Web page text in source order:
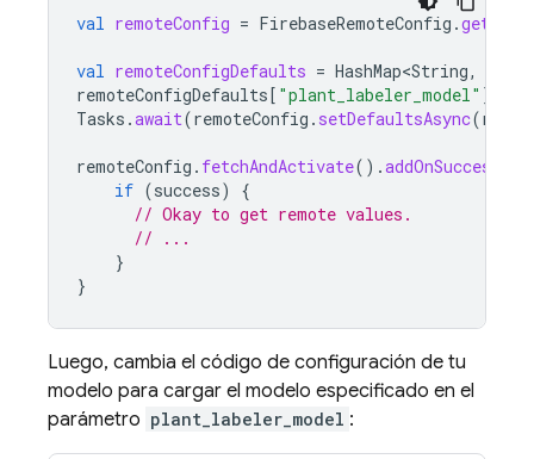
val remoteConfig = FirebaseRemoteConfig .
val remoteConfigDefaults = HashMap<String,
remoteConfigDefaults[ "plant_labeler_model" ]
Tasks .await(remoteConfig . setDefaultsAsync(
remoteConfig . fetchAndActivate().
if (success)
{
// Okay to get remote values.
// ...
}
}
Luego, cambia el código de configuración de tu
modelo para cargar el modelo especificado en el
parámetro plant_labeler_model :